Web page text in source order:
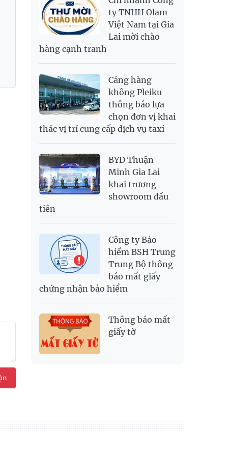
RUB
304.3
336.84
SAR
6,945.42
7,244.36
2,702.79
2,817.41
SGD
USD
26,000 26,030 26,410
ty TNHH Olam
Việt Nam tại Gia
Lai mời chào
hàng cạnh tranh
Cảng hàng
không Pleiku
thông báo lựa
chọn đơn vị khai
thác vị trí cung cấp dịch vụ taxi
BYD Thuận
Minh Gia Lai
khai trương
showroom đầu
tiên
Công ty Bảo
hiểm BSH Trung
Trung Bộ thông
báo mất giấy
chứng nhận bảo hiểm
Thông báo mất
giấy tờ